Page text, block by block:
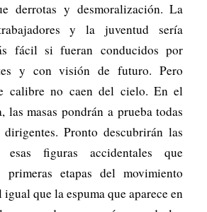
derrotas y desmoralización. La
y la juventud sería
fácil si fueran conducidos por
y con visión de futuro. Pero
calibre no caen del cielo. En el
las masas pondrán a prueba todas
Pronto descubrirán las
esas figuras accidentales que
primeras etapas del movimiento
que la espuma que aparece en